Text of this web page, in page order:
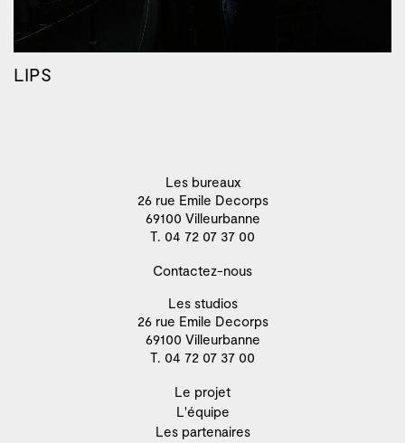
LIPS
Les bureaux
26 rue Emile Decorps
69100 Villeurbanne
T. 04 72 07 37 00
Contactez-nous
Les studios
26 rue Emile Decorps
69100 Villeurbanne
T. 04 72 07 37 00
Le projet
L'équipe
Les partenaires